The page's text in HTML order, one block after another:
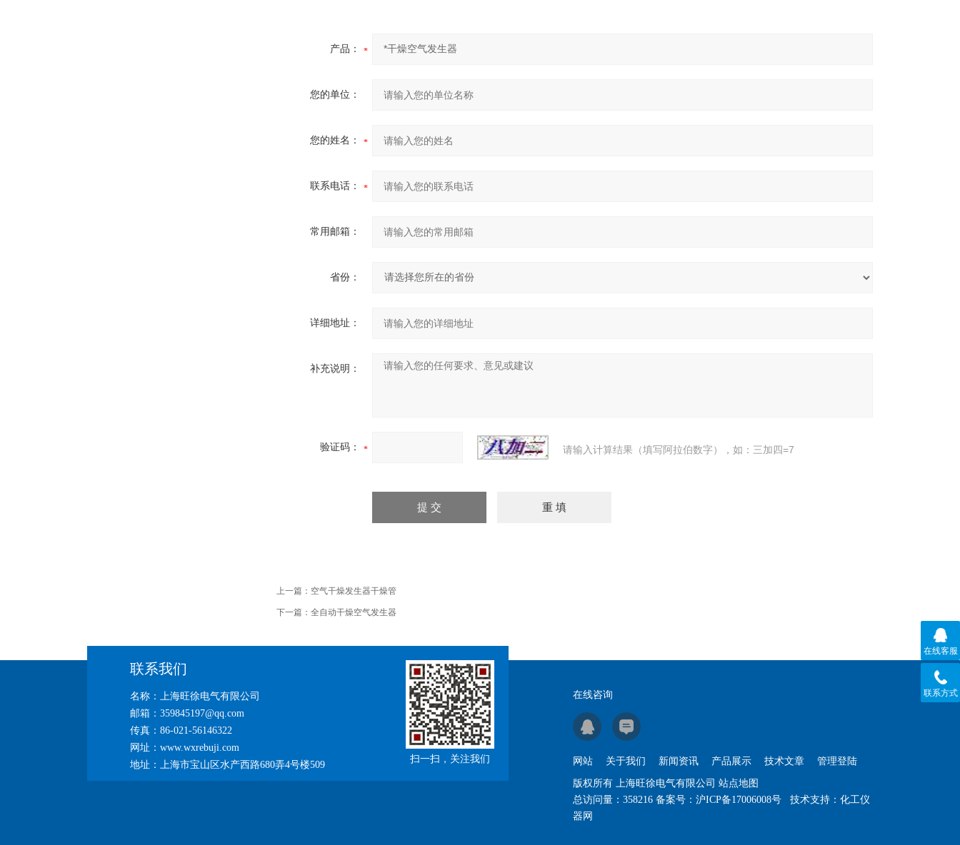
产品：
您的单位：
您的姓名：
联系电话：
常用邮箱：
省份：
详细地址：
补充说明：
验证码： 请输入计算结果（填写阿拉伯数字），如：三加四=7
上一篇： 空气干燥发生器干燥管
下一篇： 全自动干燥空气发生器
联系我们
名称：上海旺徐电气有限公司
邮箱：359845197@qq.com
传真：86-021-56146322
网址：www.wxrebuji.com
地址：上海市宝山区水产西路680弄4号楼509
扫一扫，关注我们
在线咨询
网站 关于我们 新闻资讯 产品展示 技术文章 管理登陆
版权所有 上海旺徐电气有限公司 站点地图
总访问量： 358216 备案号： 沪ICP备17006008号 技术支持： 化工仪
器网
在线客服
联系方式